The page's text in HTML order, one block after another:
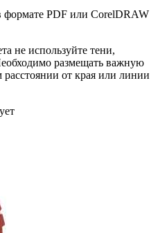
формате PDF или CorelDRAW
не используйте тени,
размещать важную
от края или линии